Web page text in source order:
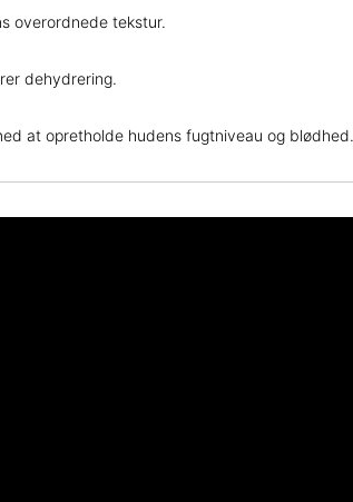
overordnede tekstur.
dehydrering.
at opretholde hudens fugtniveau og blødhed.